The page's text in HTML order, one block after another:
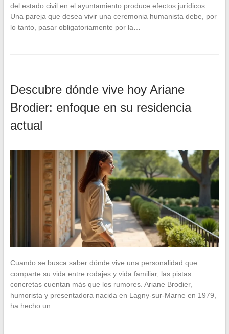
del estado civil en el ayuntamiento produce efectos jurídicos.
Una pareja que desea vivir una ceremonia humanista debe, por
lo tanto, pasar obligatoriamente por la…
Descubre dónde vive hoy Ariane
Brodier: enfoque en su residencia
actual
Cuando se busca saber dónde vive una personalidad que
comparte su vida entre rodajes y vida familiar, las pistas
concretas cuentan más que los rumores. Ariane Brodier,
humorista y presentadora nacida en Lagny-sur-Marne en 1979,
ha hecho un…